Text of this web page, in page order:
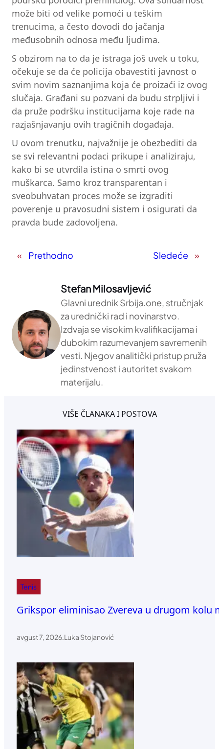
može biti od velike pomoći u teškim
trenucima, a često dovodi do jačanja
međusobnih odnosa među ljudima.
S obzirom na to da je istraga još uvek u toku,
očekuje se da će policija obavestiti javnost o
svim novim saznanjima koja će proizaći iz ovog
slučaja. Građani su pozvani da budu strpljivi i
da pruže podršku institucijama koje rade na
razjašnjavanju ovih tragičnih događaja.
U ovom trenutku, najvažnije je obezbediti da
se svi relevantni podaci prikupe i analiziraju,
kako bi se utvrdila istina o smrti ovog
muškarca. Samo kroz transparentan i
sveobuhvatan proces može se izgraditi
poverenje u pravosudni sistem i osigurati da
pravda bude zadovoljena.
« Prethodno Sledeće »
Stefan Milosavljević
Glavni urednik Srbija.one, stručnjak
za urednički rad i novinarstvo.
Izdvaja se visokim kvalifikacijama i
dubokim razumevanjem savremenih
vesti. Njegov analitički pristup pruža
jedinstvenost i autoritet svakom
materijalu.
VIŠE ČLANAKA I POSTOVA
Tenis
Grikspor eliminisao Zvereva u drugom kolu
avgust 7, 2026.Luka Stojanović